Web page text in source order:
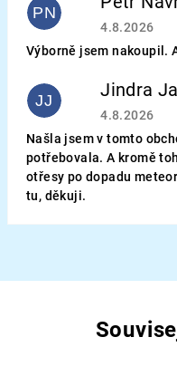
PN Hodnocení
4.8.2026
Výborně jsem nakoupil.
JJ Jindra
Hodnocení
4.8.2026
Našla jsem v tomto
potřebovala. A kromě
otřesy po dopadu
tu, děkuji.